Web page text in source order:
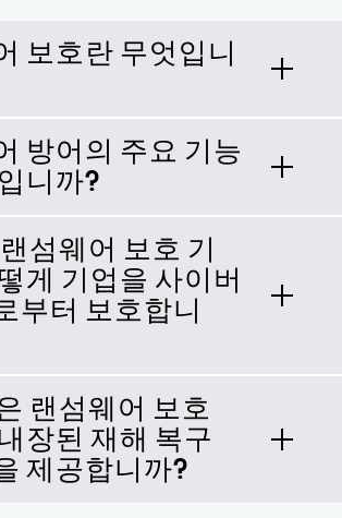
보호란 무엇입니
호는 랜섬웨어 공격을 예방,
하기 위해 설계된 도구와
니다. 무단 접근을 차단하
운 활동을 모니터링하며,
신속한 복구를 지원함으로
보호합니다.
방어의 주요 기능
니까?
는 실시간 위협 탐지, 데
, 자동 백업, 접근 제어 및
옵션이 있습니다. 이러한
작동하여 다운타임을 최
버 범죄자로부터 중요한
합니다.
섬웨어 보호 기
게 기업을 사이버
부터 보호합니
기반 위협 탐지, 안전한 데
속적인 모니터링, 변경 불
및 신속한 자동 복구를 통
웨어 보호 기능을 제공합니
랜섬웨어 보호
장된 재해 복구
제공합니까?